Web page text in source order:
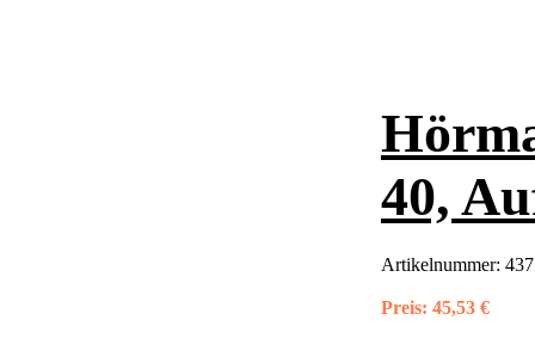
40,
Artikelnummer:
Preis: 45,53 €